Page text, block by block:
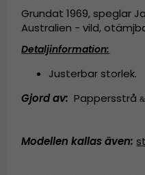
Grundat 1969, speglar
Australien - vild,
Detaljinformation:
Justerbar storlek.
Gjord av: Pappersstrå
Modellen kallas även: